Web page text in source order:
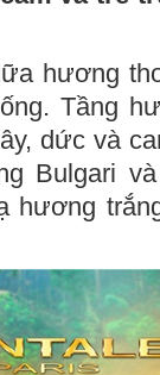
hương
Tầng
dức và
Bulgari